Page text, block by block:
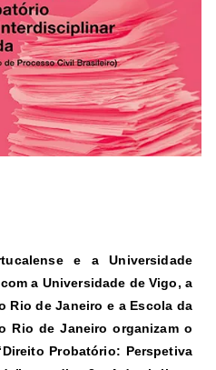
e a Universidade
a Universidade de Vigo, a
Rio de Janeiro e a Escola da
Rio de Janeiro organizam o
Probatório: Perspetiva